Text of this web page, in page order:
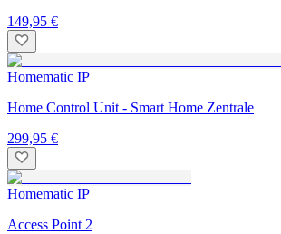
149,95 €
Homematic IP
Home Control Unit - Smart Home Zentrale
299,95 €
Homematic IP
Access Point 2